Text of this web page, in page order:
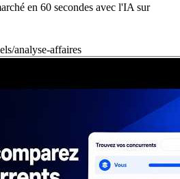
en 60 secondes avec l'IA sur
analyse-affaires